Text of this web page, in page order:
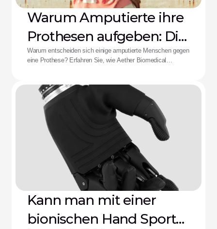
Warum Amputierte ihre
Prothesen aufgeben: Die
Aether-Lösung
Warum entscheiden sich einige amputierte Menschen gegen
eine Prothese? Erfahren Sie, wie Aether Biomedical
Kann man mit einer
bionischen Hand Sport